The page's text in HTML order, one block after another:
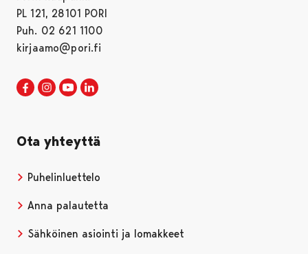
PL 121, 28101 PORI
Puh. 02 621 1100
kirjaamo@pori.fi
Porin kaupunki Facebookissa
Avautuu uudessa välilehdessä
Porin kaupunki Instagramissa
Avautuu uudessa välilehdessä
Porin kaupunki Youtubessa
Avautuu uudessa välilehdessä
Ota yhteyttä
Puhelinluettelo
Anna palautetta
Sähköinen asiointi ja lomakkeet